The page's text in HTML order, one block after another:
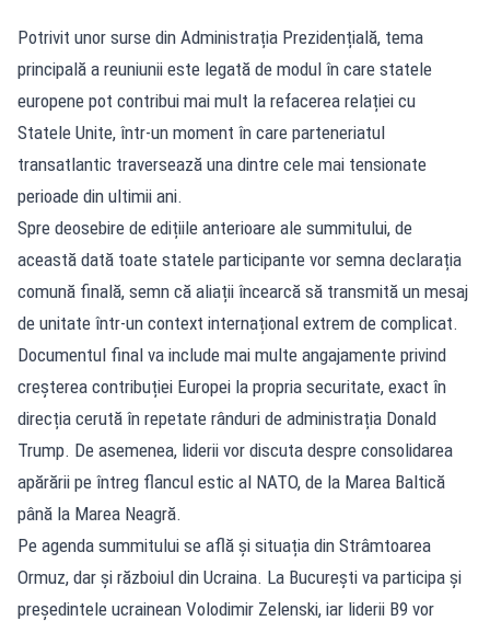
Potrivit unor surse din Administrația Prezidențială, tema
principală a reuniunii este legată de modul în care statele
europene pot contribui mai mult la refacerea relației cu
Statele Unite, într-un moment în care parteneriatul
transatlantic traversează una dintre cele mai tensionate
perioade din ultimii ani.
Spre deosebire de edițiile anterioare ale summitului, de
această dată toate statele participante vor semna declarația
comună finală, semn că aliații încearcă să transmită un mesaj
de unitate într-un context internațional extrem de complicat.
Documentul final va include mai multe angajamente privind
creșterea contribuției Europei la propria securitate, exact în
direcția cerută în repetate rânduri de administrația Donald
Trump. De asemenea, liderii vor discuta despre consolidarea
apărării pe întreg flancul estic al NATO, de la Marea Baltică
până la Marea Neagră.
Pe agenda summitului se află și situația din Strâmtoarea
Ormuz, dar și războiul din Ucraina. La București va participa și
președintele ucrainean Volodimir Zelenski, iar liderii B9 vor